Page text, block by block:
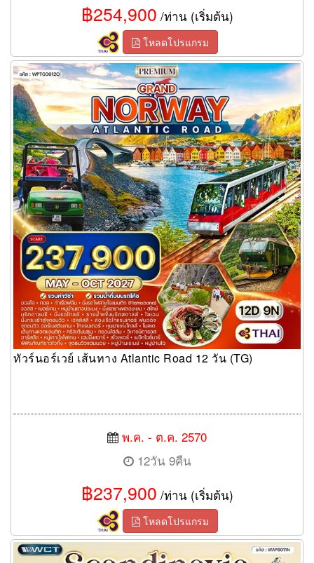
฿254,900 /ท่าน (เริ่มต้น)
โหลดโปรแกรม
ทัวร์นอร์เวย์ เส้นทาง Atlantic Road 12 วัน (TG)
ทัวร์นอร์เวย์ เส้นทาง Atlantic Road 12 วัน (TG)
พ.ค. - ต.ค. 2570
12วัน 9คืน
฿237,900 /ท่าน (เริ่มต้น)
โหลดโปรแกรม
ทัวร์สแกนดิเนเวีย ฟินแลนด์ นอร์เวย์ สวีเดน 11 วัน (AY)